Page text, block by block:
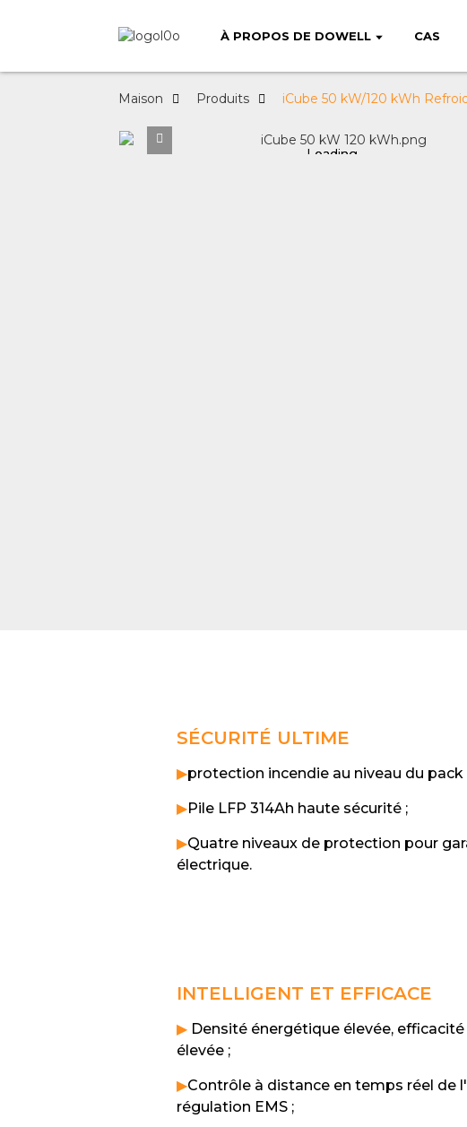
À PROPOS DE DOWELL CAS
Maison Produits iCube 50 kW/120 kWh
Loading...
Loading...
SÉCURITÉ ULTIME
▶protection incendie au niveau du
▶Pile LFP 314Ah haute sécurité ;
▶Quatre niveaux de protection pour
électrique.
INTELLIGENT ET EFFICACE
▶Densité énergétique élevée,
élevée ;
▶Contrôle à distance en temps réel de
régulation EMS ;